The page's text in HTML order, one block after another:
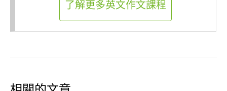
了解更多英文作文課程